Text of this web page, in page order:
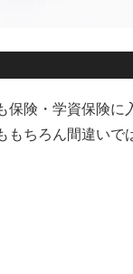
険・学資保険
ちろん間違いで